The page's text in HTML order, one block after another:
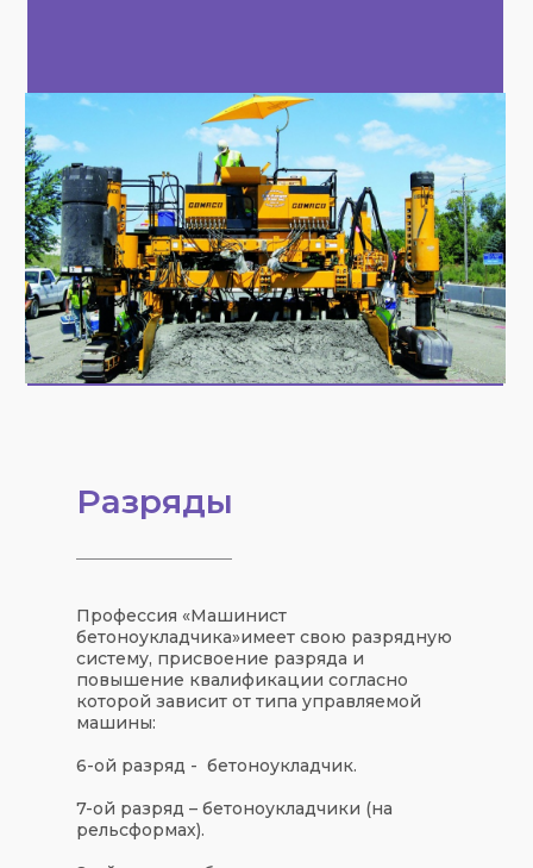
Разряды
Профессия «Машинист
бетоноукладчика»имеет свою разрядную
систему, присвоение разряда и
повышение квалификации согласно
которой зависит от типа управляемой
машины:
6-ой разряд - бетоноукладчик.
7-ой разряд – бетоноукладчики (на
рельсформах).